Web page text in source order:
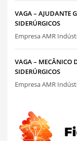
VAGA – AJUDANTE
SIDERÚRGICOS
Empresa AMR
VAGA – MECÂNICO
SIDERÚRGICOS
Empresa AMR